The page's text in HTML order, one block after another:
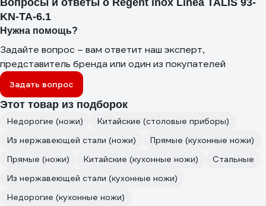
Вопросы и ответы о Regent inox Linea TALIS 93-
KN-TA-6.1
Нужна помощь?
Задайте вопрос – вам ответит наш эксперт,
представитель бренда или один из покупателей
Задать вопрос
Этот товар из подборок
Недорогие (ножи)
Китайские (столовые приборы)
Из нержавеющей стали (ножи)
Прямые (кухонные ножи)
Прямые (ножи)
Китайские (кухонные ножи)
Стальные
Из нержавеющей стали (кухонные ножи)
Недорогие (кухонные ножи)